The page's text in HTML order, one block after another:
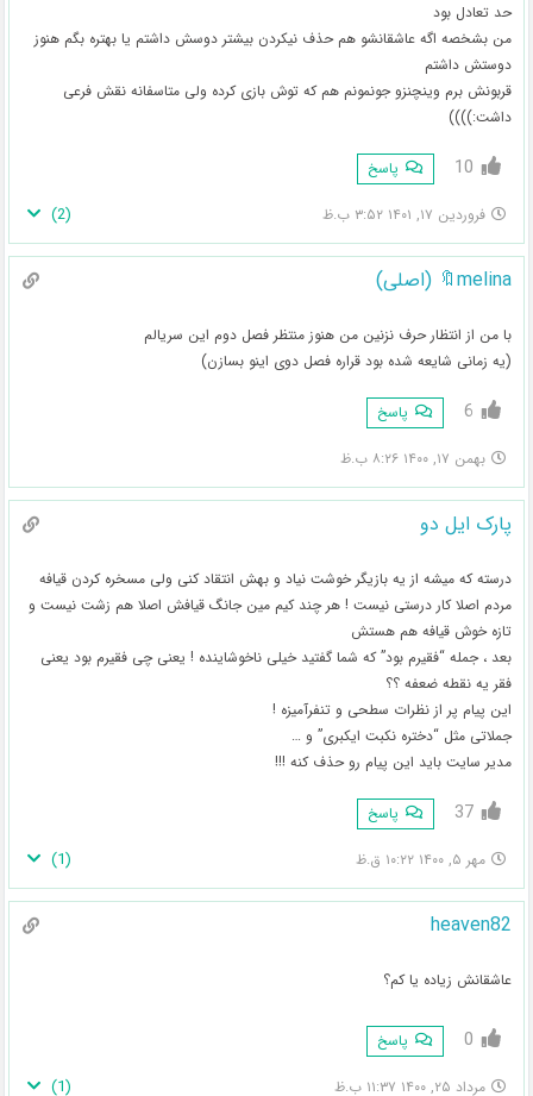
حد تعادل بود
من بشخصه اگه عاشقانشو هم حذف نیکردن بیشتر دوسش داشتم یا بهتره بگم هنوز
دوستش داشتم
قربونش برم وینچنزو جونمونم هم که توش بازی کرده ولی متاسفانه نقش فرعی
داشت:))))
10 پاسخ
فروردین ۱۷, ۱۴۰۱ ۳:۵۲ ب.ظ (
2
)
melina🔖 (اصلی)
با من از انتظار حرف نزنین من هنوز منتظر فصل دوم این سریالم
(یه زمانی شایعه شده بود قراره فصل دوی اینو بسازن)
6 پاسخ
بهمن ۱۷, ۱۴۰۰ ۸:۲۶ ب.ظ
پارک ایل دو
درسته که میشه از یه بازیگر خوشت نیاد و بهش انتقاد کنی ولی مسخره کردن قیافه
مردم اصلا کار درستی نیست ! هر چند کیم مین جانگ قیافش اصلا هم زشت نیست و
تازه خوش قیافه هم هستش
بعد ، جمله “فقیرم بود” که شما گفتید خیلی ناخوشاینده ! یعنی چی فقیرم بود یعنی
فقر یه نقطه ضعفه ؟؟
این پیام پر از نظرات سطحی و تنفرآمیزه !
جملاتی مثل “دختره نکبت ایکبری” و …
مدیر سایت باید این پیام رو حذف کنه !!!
37 پاسخ
مهر ۵, ۱۴۰۰ ۱۰:۲۲ ق.ظ (
1
)
heaven82
عاشقانش زیاده یا کم؟
0 پاسخ
مرداد ۲۵, ۱۴۰۰ ۱۱:۳۷ ب.ظ (
1
)